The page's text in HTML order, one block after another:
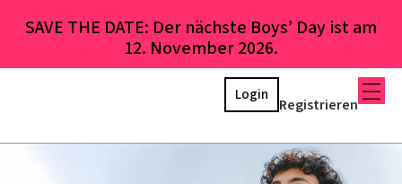
SAVE THE DATE: Der nächste Boys’ Day ist am
12. November 2026.
Registrieren
Login